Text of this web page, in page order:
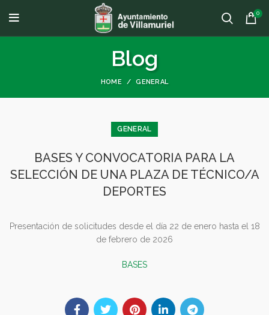
0
Blog
HOME GENERAL
GENERAL
BASES Y CONVOCATORIA PARA LA
SELECCIÓN DE UNA PLAZA DE TÉCNICO/A
DEPORTES
Presentación de solicitudes desde el día 22 de enero hasta el 18
de febrero de 2026
BASES